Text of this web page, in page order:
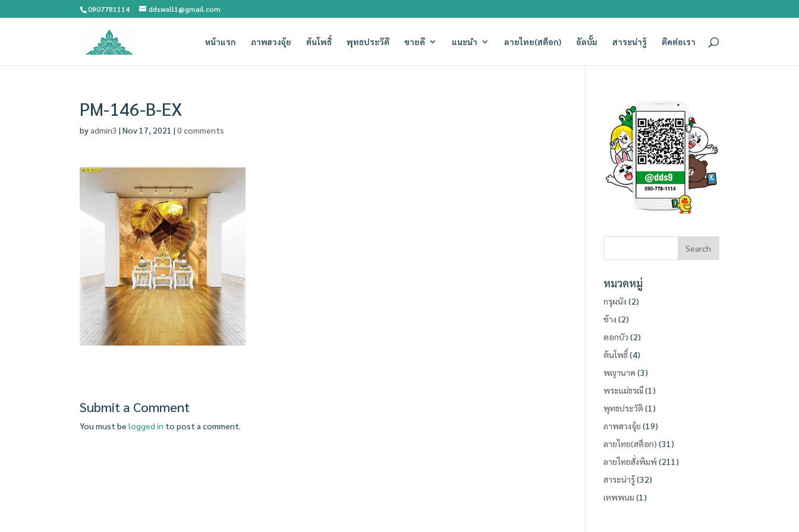
0907781114 ddswall1@gmail.com
หน้าแรก ภาพฮวงจุ้ย ต้นโพธิ์ พุทธประวัติ ขายดี แนะนำ ลายไทย(สต็อก) อัลบั้ม สาระน่ารู้ ติดต่อเรา
PM-146-B-EX
byadmin3 |Nov 17, 2021 |0 comments
Submit a Comment
You must belogged in to post a comment.
หมวดหมู่
กรุผนัง (2)
ช้าง (2)
ดอกบัว (2)
ต้นโพธิ์(4)
พญานาค (3)
พระแม่ธรณี(1)
พุทธประวัติ (1)
ภาพฮวงจุ้ย (19)
ลายไทย(สต็อก) (31)
ลายไทยสั่งพิมพ์ (211)
สาระน่ารู้(32)
เทพพนม (1)